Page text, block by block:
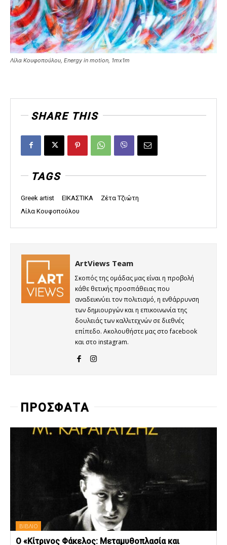
Λίλα Κουφοπούλου, Energy in motion, 1mx1m
SHARE THIS
TAGS
Greek artist ΕΙΚΑΣΤΙΚΑ
Ζέτα Τζιώτη
Λίλα Κουφοπούλου
ArtViews Team
Σκοπός της ομάδας μας είναι η προβολή
κάθε θετικής προσπάθειας που
αναδεικνύει τον πολιτισμό, η ενθάρρυνση
των δημιουργών και η επικοινωνία της
δουλειάς των καλλιτεχνών σε διεθνές
επίπεδο. Ακολουθήστε μας στο facebook
και στο instagram.
ΠΡΟΣΦΑΤΑ
ΒΙΒΛΙΟ
Ο «Κίτρινος Φάκελος: Μεταμυθοπλασία και